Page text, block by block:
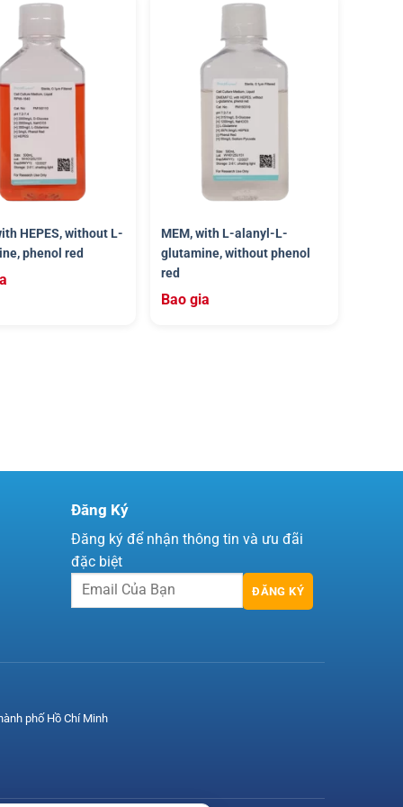
HEPES, without L-
phenol red
MEM, with L-alanyl-L-
glutamine, without phenol
red
Bao gia
Đăng Ký
Đăng ký để nhận thông tin và ưu đãi
đặc biệt
ĐĂNG KÝ
phố Hồ Chí Minh